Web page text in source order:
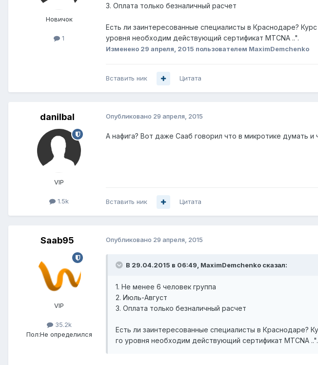
Новичок
1
3. Оплата только безналичный расчет
Есть ли заинтересованные специалисты в Краснодаре?
уровня необходим действующий сертификат MTCNA ..".
Изменено 29 апреля, 2015 пользователем MaximDemchenko
Вставить ник Цитата
danilbal
VIP
1.5k
Опубликовано 29 апреля, 2015
А нафига? Вот даже Сааб говорил что в микротике думать и
Вставить ник Цитата
Saab95
VIP
35.2k
Пол:Не определился
Опубликовано 29 апреля, 2015
В 29.04.2015 в 06:49, MaximDemchenko сказал:
1. Не менее 6 человек группа
2. Июль-Август
3. Оплата только безналичный расчет
Есть ли заинтересованные специалисты в Краснодаре?
го уровня необходим действующий сертификат MTCNA ..".